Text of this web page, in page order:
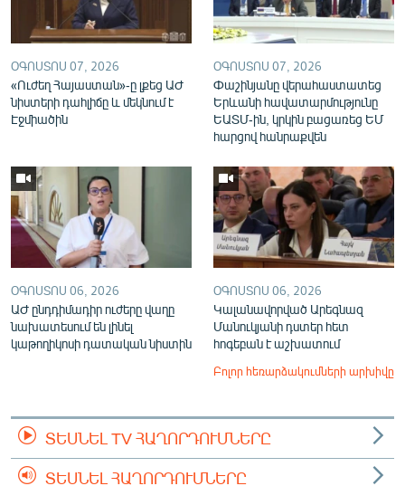
ՕԳՈՍՏՈՍ 07, 2026
«Ուժեղ Հայաստան»-ը լքեց ԱԺ
նիստերի դահլիճը և մեկնում է
Էջմիածին
ՕԳՈՍՏՈՍ 07, 2026
Փաշինյանը վերահաստատեց
Երևանի հավատարմությունը
ԵԱՏՄ-ին, կրկին բացառեց ԵՄ
հարցով հանրաքվեն
ՕԳՈՍՏՈՍ 06, 2026
ԱԺ ընդդիմադիր ուժերը վաղը
նախատեսում են լինել
կաթողիկոսի դատական նիստին
ՕԳՈՍՏՈՍ 06, 2026
Կալանավորված Արեգնազ
Մանուկյանի դստեր հետ
հոգեբան է աշխատում
Բոլոր հեռարձակումների արխիվը
ՏԵՍՆԵԼ TV ՀԱՂՈՐԴՈՒՄՆԵՐԸ
ՏԵՍՆԵԼ ՀԱՂՈՐԴՈՒՄՆԵՐԸ